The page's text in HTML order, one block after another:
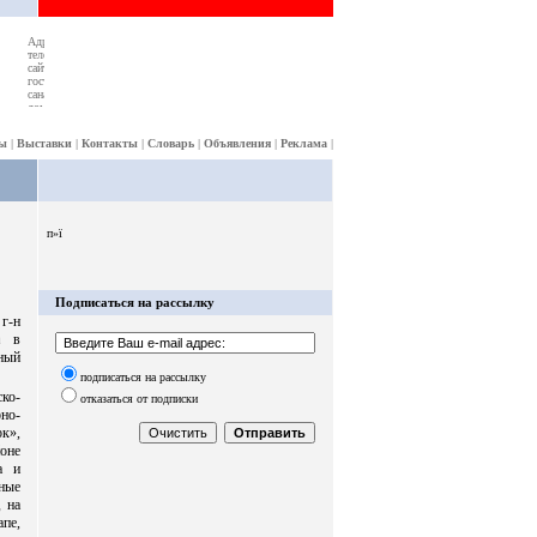
| Выставки | Контакты | Словарь | Объявления | Реклама |
н
в
и
на
п»ї
Подписаться на рассылку
подписаться на рассылку
отказаться от подписки